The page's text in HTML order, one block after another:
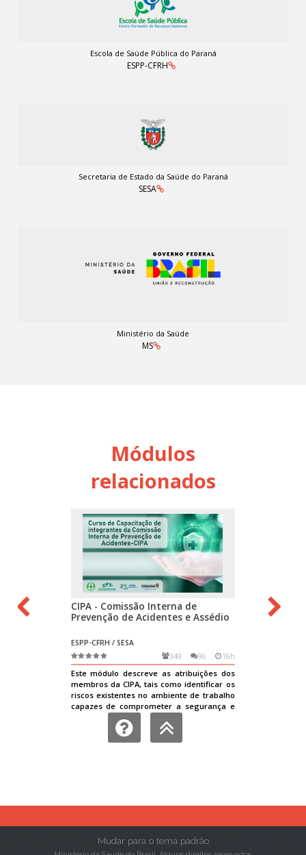
Escola de Saúde Pública do Paraná
ESPP-CFRH
Secretaria de Estado da Saúde do Paraná
SESA
Ministério da Saúde
MS
Módulos
relacionados
Mudar para o tema padrão